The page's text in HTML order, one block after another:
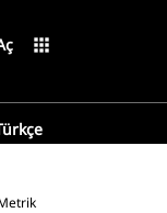
apps